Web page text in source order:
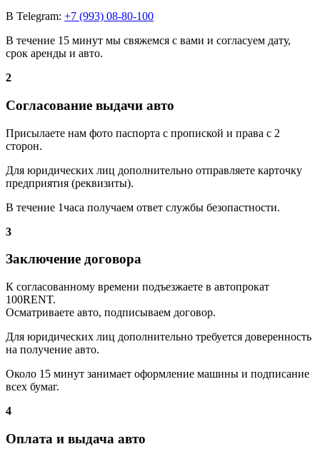
В Telegram: +7 (993) 08-80-100
В течение 15 минут мы свяжемся с вами и согласуем дату,
срок аренды и авто.
2
Согласование выдачи авто
Присылаете нам фото паспорта с пропиской и права с 2
сторон.
Для юридических лиц дополнительно отправляете карточку
предприятия (реквизиты).
В течение 1часа получаем ответ службы безопастности.
3
Заключение договора
К согласованному времени подъезжаете в автопрокат
100RENT.
Осматриваете авто, подписываем договор.
Для юридических лиц дополнительно требуется доверенность
на получение авто.
Около 15 минут занимает оформление машины и подписание
всех бумаг.
4
Оплата и выдача авто